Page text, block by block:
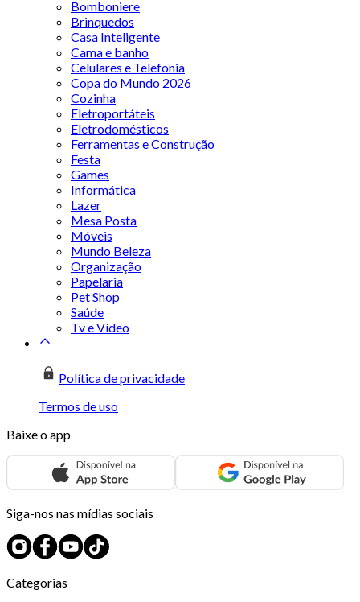
Bomboniere
Brinquedos
Casa Inteligente
Cama e banho
Celulares e Telefonia
Copa do Mundo 2026
Cozinha
Eletroportáteis
Eletrodomésticos
Ferramentas e Construção
Festa
Games
Informática
Lazer
Mesa Posta
Móveis
Mundo Beleza
Organização
Papelaria
Pet Shop
Saúde
Tv e Vídeo
Política de privacidade
Termos de uso
Baixe o app
Siga-nos nas mídias sociais
Categorias